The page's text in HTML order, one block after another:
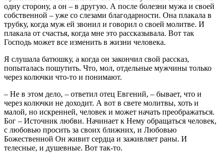
одну сторону, а он – в другую. А после болезни мужа и своей
собственной – уже со слезами благодарности. Она плакала в
трубку, когда муж ей звонил и говорил о своей молитве. И
плакала от счастья, когда мне это рассказывала. Вот так
Господь может все изменить в жизни человека.
Я слушала батюшку, а когда он закончил свой рассказ,
попыталась пошутить. Что, мол, отдельные мужчины только
через колючки что-то и понимают.
– Не в этом дело, – ответил отец Евгений, – бывает, что и
через колючки не доходит. А вот в свете молитвы, хоть и
малой, но искренней, человек и может начать преображаться.
Бог – Источник любви. Начинает к Нему обращаться человек,
с любовью просить за своих ближних, и Любовью
Божественной Он живит сердца и заживляет раны. И
телесные, и душевные. Вот так-то.